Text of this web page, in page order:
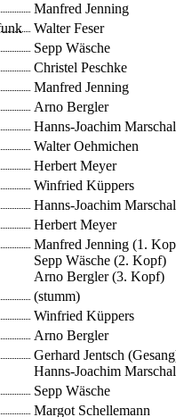
Manfred Jenning
Walter Feser
Sepp Wäsche
Christel Peschke
Manfred Jenning
Arno Bergler
Hanns-Joachim
Walter Oehmichen
Herbert Meyer
Winfried Küppers
Hanns-Joachim
Herbert Meyer
Manfred Jenning (1.
Sepp Wäsche (2. Kopf)
Arno Bergler (3. Kopf)
(stumm)
Winfried Küppers
Arno Bergler
Gerhard Jentsch
Hanns-Joachim
Sepp Wäsche
Margot Schellemann